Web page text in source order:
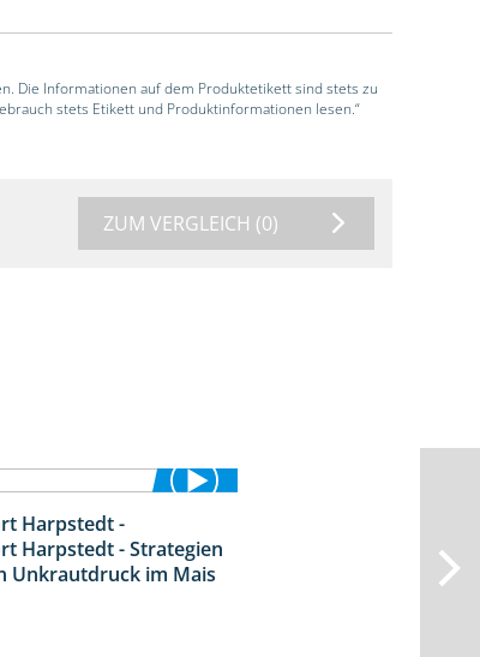
Die Informationen auf dem Produktetikett sind stets zu
stets Etikett und Produktinformationen lesen.“
ZUM VERGLEICH (0)
Harpstedt -
Harpstedt - Strategien
Unkrautdruck im Mais